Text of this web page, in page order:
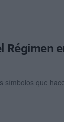
Régimen
símbolos que